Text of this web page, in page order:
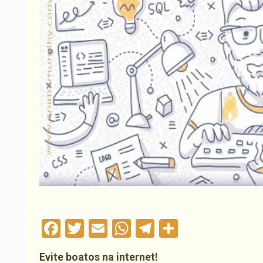
Facebook
Twitter
EmailWhatsApp
Telegram
Evite boatos na internet!